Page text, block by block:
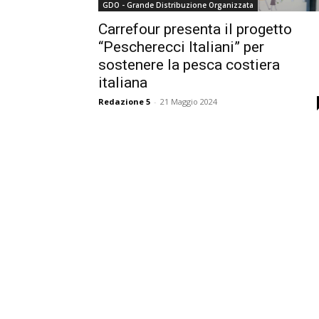
GDO - Grande Distribuzione Organizzata
Carrefour presenta il progetto
“Pescherecci Italiani” per
sostenere la pesca costiera
italiana
Redazione 5 - 21 Maggio 2024